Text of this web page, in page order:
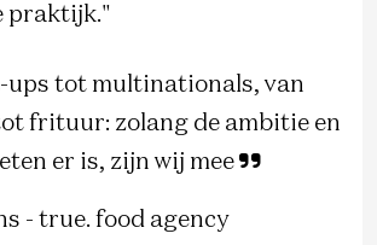
praktijk."
ups tot multinationals, van
frituur: zolang de ambitie en
er is, zijn wij mee
- true. food agency